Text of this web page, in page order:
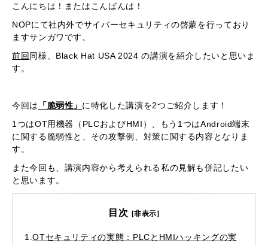
こんにちは！またはこんばんは！
NOPにて社内外でサイバーセキュリティの啓蒙を行っており
ますサンガワです。
前回同様、Black Hat USA 2024 の講演を紹介したいと思いま
す。
今回は 「脆弱性」 に特化した講演を2つご紹介します！
1つはOT用機器（PLCおよびHMI）、もう1つはAndroid端末
に関する脆弱性と、その攻撃例、対策に関する内容となりま
す。
また今回も、講演内容から考えられる私の見解も併記したい
と思います。
目次 [非表示]
1.OTセキュリティの実態：PLCとHMIハッキングの実